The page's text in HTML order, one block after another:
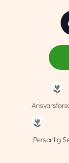
Personlig